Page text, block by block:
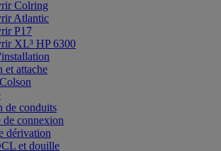
Colring
Atlantic
P17
XL³ HP 6300
et attache
de conduits
connexion
dérivation
et douille